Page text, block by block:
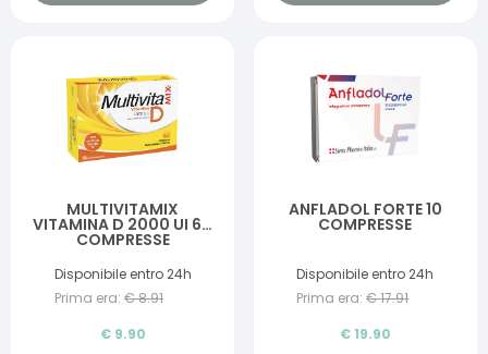
MULTIVITAMIX
VITAMINA D 2000 UI 60
COMPRESSE
Disponibile entro 24h
Prima era: €8.91
€ 9.90
ANFLADOL FORTE 10
COMPRESSE
Disponibile entro 24h
Prima era: €17.91
€ 19.90